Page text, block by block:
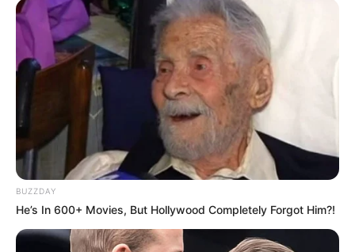
BUZZDAY
He’s In 600+ Movies, But Hollywood Completely Forgot Him?!